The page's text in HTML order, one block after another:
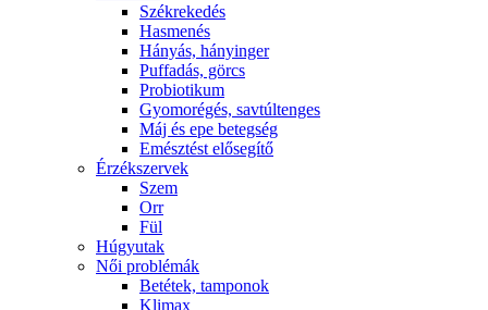
Székrekedés
Hasmenés
Hányás, hányinger
Puffadás, görcs
Probiotikum
Gyomorégés, savtúltenges
Máj és epe betegség
Emésztést elősegítő
Érzékszervek
Szem
Orr
Fül
Húgyutak
Női problémák
Betétek, tamponok
Klimax